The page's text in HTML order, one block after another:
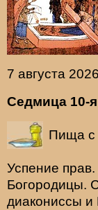
7 августа
Седмица 10-
Пища с
Успение прав.
Богородицы.
диакониссы и